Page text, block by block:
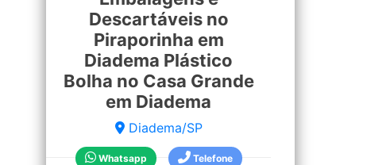
Descartáveis no
Piraporinha em
Diadema Plástico
Bolha no Casa Grande
em Diadema
Diadema/SP
Whatsapp Telefone